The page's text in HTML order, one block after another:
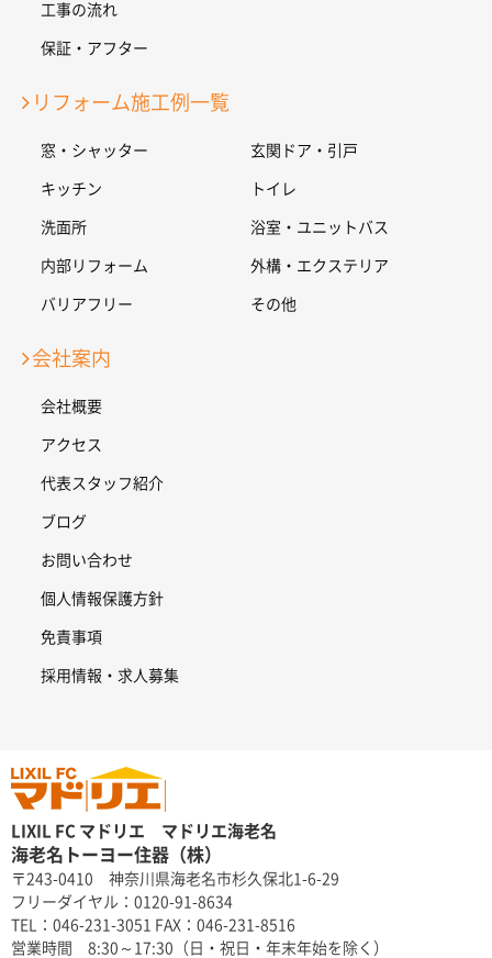
工事の流れ
保証・アフター
リフォーム施工例一覧
窓・シャッター 玄関ドア・引戸
キッチン トイレ
洗面所 浴室・ユニットバス
内部リフォーム 外構・エクステリア
バリアフリー その他
会社案内
会社概要
アクセス
代表スタッフ紹介
ブログ
お問い合わせ
個人情報保護方針
免責事項
採用情報・求人募集
LIXIL FC マドリエ マドリエ海老名
海老名トーヨー住器（株）
〒243-0410 神奈川県海老名市杉久保北1-6-29
フリーダイヤル：0120-91-8634
TEL：046-231-3051 FAX：046-231-8516
営業時間 8:30～17:30（日・祝日・年末年始を除く）